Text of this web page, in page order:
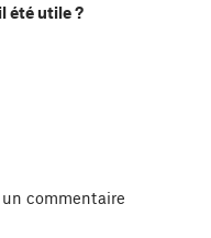
été utile ?
commentaire